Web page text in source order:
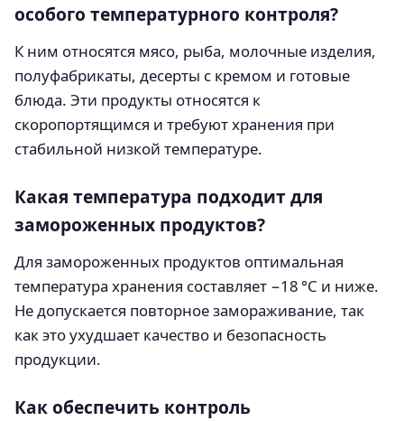
особого температурного контроля?
К ним относятся мясо, рыба, молочные изделия,
полуфабрикаты, десерты с кремом и готовые
блюда. Эти продукты относятся к
скоропортящимся и требуют хранения при
стабильной низкой температуре.
Какая температура подходит для
замороженных продуктов?
Для замороженных продуктов оптимальная
температура хранения составляет −18 °C и ниже.
Не допускается повторное замораживание, так
как это ухудшает качество и безопасность
продукции.
Как обеспечить контроль